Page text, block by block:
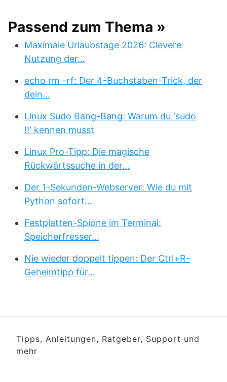
Passend zum Thema »
Maximale Urlaubstage 2026: Clevere
Nutzung der…
echo rm -rf: Der 4-Buchstaben-Trick, der
dein…
Linux Sudo Bang-Bang: Warum du 'sudo
!!' kennen musst
Linux Pro-Tipp: Die magische
Rückwärtssuche in der…
Der 1-Sekunden-Webserver: Wie du mit
Python sofort…
Festplatten-Spione im Terminal:
Speicherfresser…
Nie wieder doppelt tippen: Der Ctrl+R-
Geheimtipp für…
Tipps, Anleitungen, Ratgeber, Support und
mehr